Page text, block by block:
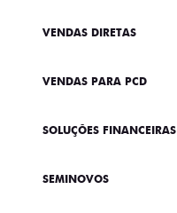
VENDAS DIRETAS
VENDAS PARA PCD
SOLUÇÕES FINANCEIRAS
SEMINOVOS